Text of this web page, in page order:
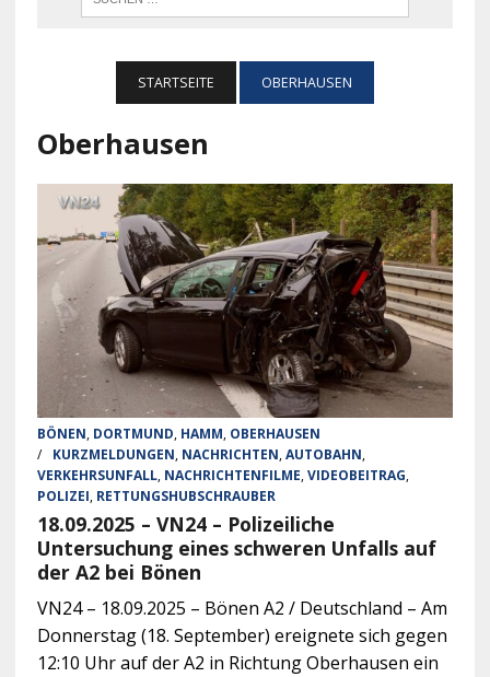
STARTSEITE OBERHAUSEN
Oberhausen
BÖNEN, DORTMUND, HAMM, OBERHAUSEN
/
KURZMELDUNGEN, NACHRICHTEN,AUTOBAHN,
VERKEHRSUNFALL, NACHRICHTENFILME,VIDEOBEITRAG,
POLIZEI, RETTUNGSHUBSCHRAUBER
18.09.2025 – VN24 – Polizeiliche
Untersuchung eines schweren Unfalls auf
der A2 bei Bönen
VN24 – 18.09.2025 – Bönen A2 / Deutschland – Am
Donnerstag (18. September) ereignete sich gegen
12:10 Uhr auf der A2 in Richtung Oberhausen ein